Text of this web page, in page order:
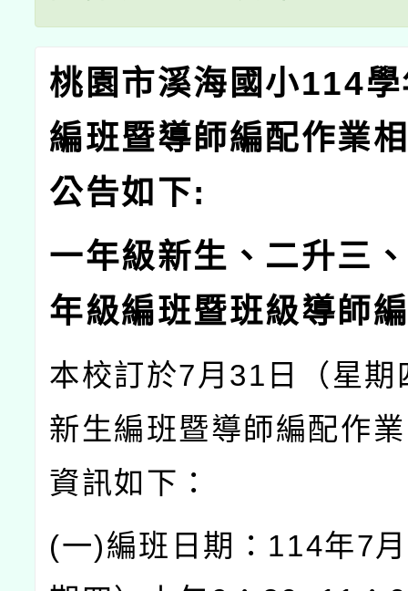
桃園市溪海國小114
編班暨導師編配作業
公告如下:
一年級新生、二升三
年級編班暨班級導師
本校訂於7月31日（星期
新生編班暨導師編配作
資訊如下：
(一)編班日期：114年7